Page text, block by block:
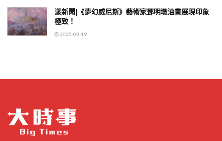
漾新聞|《夢幻威尼斯》藝術家鄧明墩油畫展現印象
極致！
2025-03-19